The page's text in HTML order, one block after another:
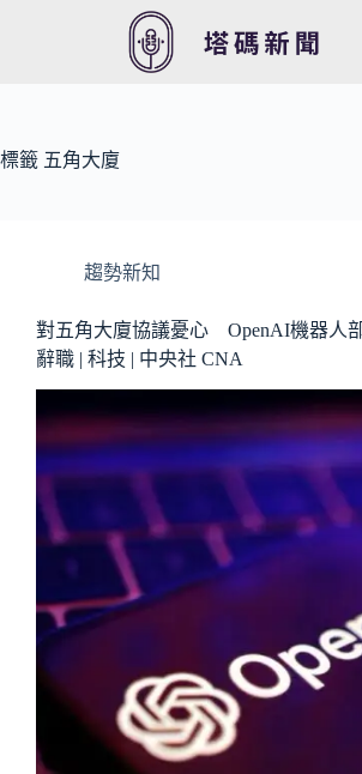
容
標籤 五角大廈
趨勢新知
對五角大廈協議憂心 OpenAI機器人
辭職 | 科技 | 中央社 CNA